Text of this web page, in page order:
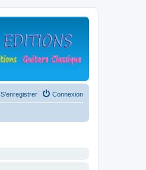
Connexion
S’enregistrer